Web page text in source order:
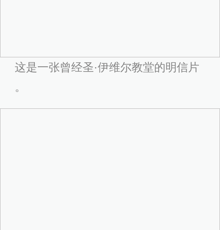
这是一张曾经圣·伊维尔教堂的明信片
。